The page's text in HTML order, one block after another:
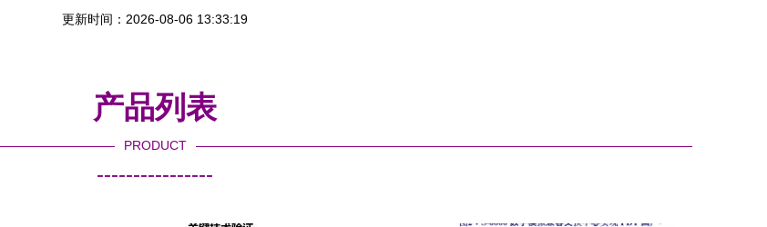
更新时间：2026-08-06 13:33:19
产品列表
PRODUCT
----------------